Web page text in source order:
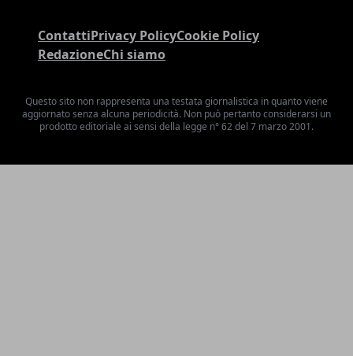
ContattiPrivacy PolicyCookie Policy
RedazioneChi siamo
Questo sito non rappresenta una testata giornalistica in quanto viene
aggiornato senza alcuna periodicità. Non può pertanto considerarsi un
prodotto editoriale ai sensi della legge n° 62 del 7 marzo 2001.